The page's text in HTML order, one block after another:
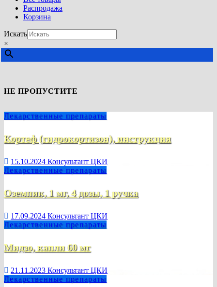
Распродажа
Корзина
Искать
×
НЕ ПРОПУСТИТЕ
Лекарственные препараты
Кортеф (гидрокортизон), инструкция
15.10.2024 Консультант ЦКИ
Лекарственные препараты
Оземпик, 1 мг, 4 дозы, 1 ручка
17.09.2024 Консультант ЦКИ
Лекарственные препараты
Мидзо, капли 60 мг
21.11.2023 Консультант ЦКИ
Лекарственные препараты